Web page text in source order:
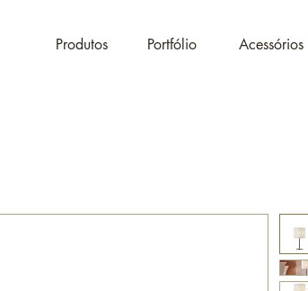
Produtos Portfólio Acessórios